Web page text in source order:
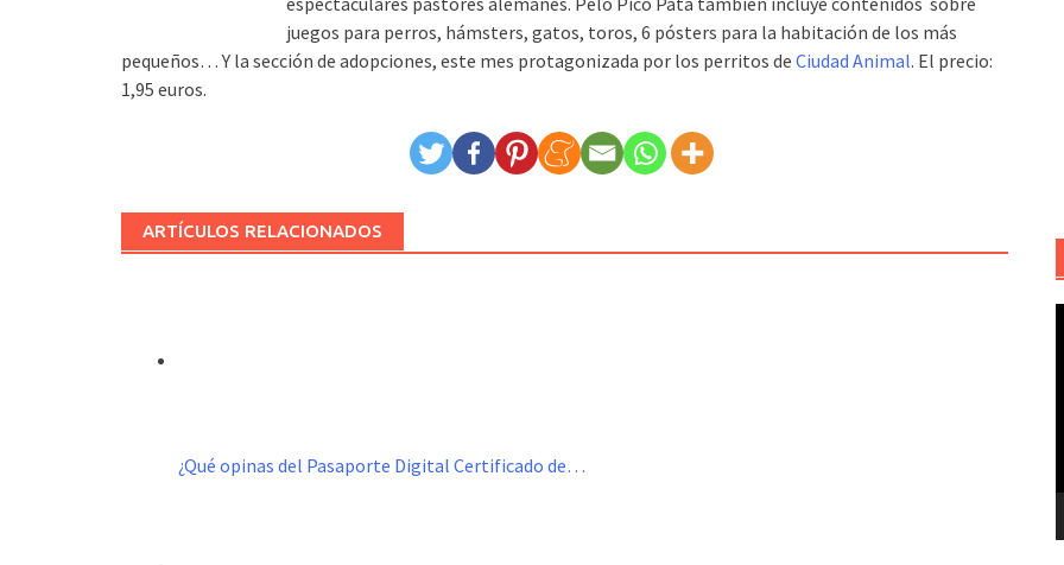
juegos para perros, hámsters, gatos, toros, 6 pósters para la habitación de los más
pequeños… Y la sección de adopciones, este mes protagonizada por los perritos de Ciudad Animal. El precio:
1,95 euros.
ARTÍCULOS RELACIONADOS
¿Qué opinas del Pasaporte Digital Certificado de…